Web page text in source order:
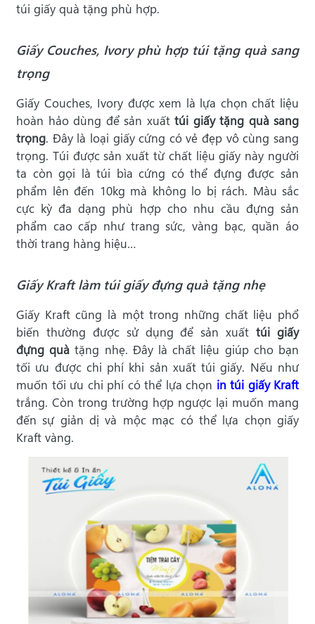
túi giấy quà tặng phù hợp.
Giấy Couches, Ivory phù hợp túi tặng quà sang
trọng
Giấy Couches, Ivory được xem là lựa chọn chất liệu
hoàn hảo dùng để sản xuất túi giấy tặng quà sang
trọng. Đây là loại giấy cứng có vẻ đẹp vô cùng sang
trọng. Túi được sản xuất từ chất liệu giấy này người
ta còn gọi là túi bìa cứng có thể đựng được sản
phẩm lên đến 10kg mà không lo bị rách. Màu sắc
cực kỳ đa dạng phù hợp cho nhu cầu đựng sản
phẩm cao cấp như trang sức, vàng bạc, quần áo
thời trang hàng hiệu…
Giấy Kraft làm túi giấy đựng quà tặng nhẹ
Giấy Kraft cũng là một trong những chất liệu phổ
biến thường được sử dụng để sản xuấttúi giấy
đựng quà tặng nhẹ. Đây là chất liệu giúp cho bạn
tối ưu được chi phí khi sản xuất túi giấy. Nếu như
muốn tối ưu chi phí có thể lựa chọn in túi giấy Kraft
trắng. Còn trong trường hợp ngược lại muốn mang
đến sự giản dị và mộc mạc có thể lựa chọn giấy
Kraft vàng.